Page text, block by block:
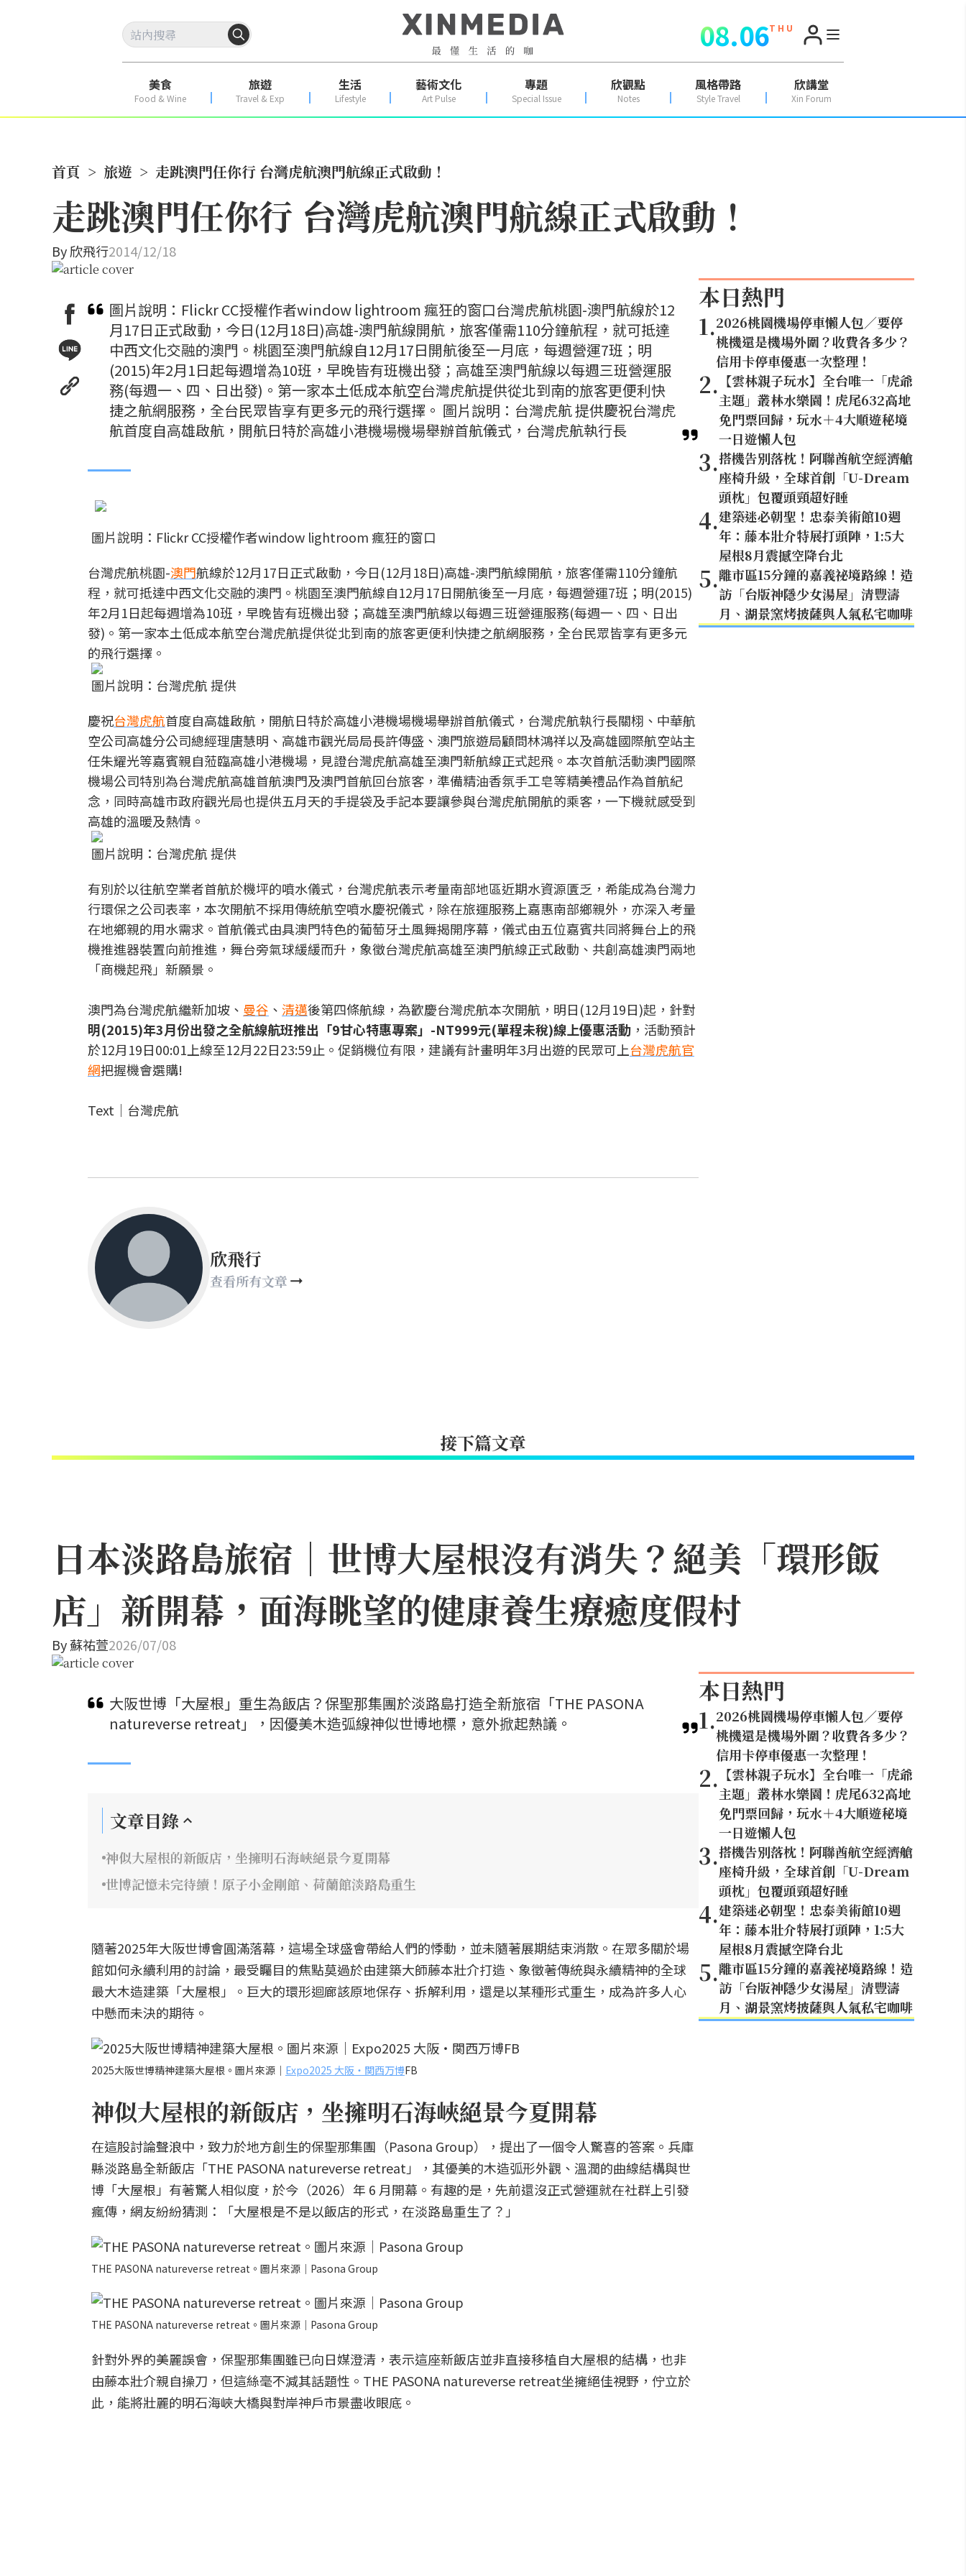
08.06T H U
美食
Food & Wine
旅遊
Travel & Exp
生活
Lifestyle
藝術文化
Art Pulse
專題
Special Issue
欣觀點
Notes
風格帶路
Style Travel
欣講堂
Xin Forum
首頁 > 旅遊 > 走跳澳門任你行 台灣虎航澳門航線正式啟動！
走跳澳門任你行 台灣虎航澳門航線正式啟動！
By欣飛行2014/12/18
圖片說明：Flickr CC授權作者window lightroom 瘋狂的窗口台灣虎航桃園-澳門航線於12
月17日正式啟動，今日(12月18日)高雄-澳門航線開航，旅客僅需110分鐘航程，就可抵達
中西文化交融的澳門。桃園至澳門航線自12月17日開航後至一月底，每週營運7班；明
(2015)年2月1日起每週增為10班，早晚皆有班機出發；高雄至澳門航線以每週三班營運服
務(每週一、四、日出發)。第一家本土低成本航空台灣虎航提供從北到南的旅客更便利快
捷之航網服務，全台民眾皆享有更多元的飛行選擇。 圖片說明：台灣虎航 提供慶祝台灣虎
航首度自高雄啟航，開航日特於高雄小港機場機場舉辦首航儀式，台灣虎航執行長
圖片說明：Flickr CC授權作者window lightroom 瘋狂的窗口
台灣虎航桃園-澳門航線於12月17日正式啟動，今日(12月18日)高雄-澳門航線開航，旅客僅需110分鐘航
程，就可抵達中西文化交融的澳門。桃園至澳門航線自12月17日開航後至一月底，每週營運7班；明(2015)
年2月1日起每週增為10班，早晚皆有班機出發；高雄至澳門航線以每週三班營運服務(每週一、四、日出
發)。第一家本土低成本航空台灣虎航提供從北到南的旅客更便利快捷之航網服務，全台民眾皆享有更多元
的飛行選擇。
圖片說明：台灣虎航 提供
慶祝台灣虎航首度自高雄啟航，開航日特於高雄小港機場機場舉辦首航儀式，台灣虎航執行長關栩、中華航
空公司高雄分公司總經理唐慧明、高雄市觀光局局長許傳盛、澳門旅遊局顧問林鴻祥以及高雄國際航空站主
任朱耀光等嘉賓親自蒞臨高雄小港機場，見證台灣虎航高雄至澳門新航線正式起飛。本次首航活動澳門國際
機場公司特別為台灣虎航高雄首航澳門及澳門首航回台旅客，準備精油香氛手工皂等精美禮品作為首航紀
念，同時高雄市政府觀光局也提供五月天的手提袋及手記本要讓參與台灣虎航開航的乘客，一下機就感受到
高雄的溫暖及熱情。
圖片說明：台灣虎航 提供
有別於以往航空業者首航於機坪的噴水儀式，台灣虎航表示考量南部地區近期水資源匱乏，希能成為台灣力
行環保之公司表率，本次開航不採用傳統航空噴水慶祝儀式，除在旅運服務上嘉惠南部鄉親外，亦深入考量
在地鄉親的用水需求。首航儀式由具澳門特色的葡萄牙土風舞揭開序幕，儀式由五位嘉賓共同將舞台上的飛
機推進器裝置向前推進，舞台旁氣球緩緩而升，象徵台灣虎航高雄至澳門航線正式啟動、共創高雄澳門兩地
「商機起飛」新願景。
澳門為台灣虎航繼新加坡、 曼谷 、 清邁後第四條航線，為歡慶台灣虎航本次開航，明日(12月19日)起，針對
明(2015)年3月份出發之全航線航班推出「9甘心特惠專案」-NT999元(單程未稅)線上優惠活動 ，活動預計
於12月19日00:01上線至12月22日23:59止。促銷機位有限，建議有計畫明年3月出遊的民眾可上台灣虎航官
網把握機會選購!
Text│台灣虎航
欣飛行
查看所有文章
本日熱門
1.2026桃園機場停車懶人包／要停
桃機還是機場外圍？收費各多少？
信用卡停車優惠一次整理！
2. 【雲林親子玩水】全台唯一「虎爺
主題」叢林水樂園！虎尾632高地
免門票回歸，玩水＋4大順遊秘境
一日遊懶人包
3.搭機告別落枕！阿聯酋航空經濟艙
座椅升級，全球首創「U-Dream
頭枕」包覆頭頸超好睡
4.建築迷必朝聖！忠泰美術館10週
年：藤本壯介特展打頭陣，1:5大
屋根8月震撼空降台北
5.離市區15分鐘的嘉義祕境路線！造
訪「台版神隱少女湯屋」清豐濤
月、湖景窯烤披薩與人氣私宅咖啡
接下篇文章
日本淡路島旅宿｜世博大屋根沒有消失？絕美「環形飯
店」新開幕，面海眺望的健康養生療癒度假村
By蘇祐萱2026/07/08
大阪世博「大屋根」重生為飯店？保聖那集團於淡路島打造全新旅宿「THE PASONA
natureverse retreat」，因優美木造弧線神似世博地標，意外掀起熱議。
文章目錄
神似大屋根的新飯店，坐擁明石海峽絕景今夏開幕
世博記憶未完待續！原子小金剛館、荷蘭館淡路島重生
隨著2025年大阪世博會圓滿落幕，這場全球盛會帶給人們的悸動，並未隨著展期結束消散。在眾多關於場
館如何永續利用的討論，最受矚目的焦點莫過於由建築大師藤本壯介打造、象徵著傳統與永續精神的全球
最大木造建築「大屋根」。巨大的環形迴廊該原地保存、拆解利用，還是以某種形式重生，成為許多人心
中懸而未決的期待。
2025大阪世博精神建築大屋根。圖片來源｜ Expo2025 大阪・関西万博FB
神似大屋根的新飯店，坐擁明石海峽絕景今夏開幕
在這股討論聲浪中，致力於地方創生的保聖那集團（Pasona Group），提出了一個令人驚喜的答案。兵庫
縣淡路島全新飯店「THE PASONA natureverse retreat」，其優美的木造弧形外觀、溫潤的曲線結構與世
博「大屋根」有著驚人相似度，於今（2026）年 6 月開幕。有趣的是，先前還沒正式營運就在社群上引發
瘋傳，網友紛紛猜測：「大屋根是不是以飯店的形式，在淡路島重生了？」
THE PASONA natureverse retreat。圖片來源｜Pasona Group
THE PASONA natureverse retreat。圖片來源｜Pasona Group
針對外界的美麗誤會，保聖那集團雖已向日媒澄清，表示這座新飯店並非直接移植自大屋根的結構，也非
由藤本壯介親自操刀，但這絲毫不減其話題性。THE PASONA natureverse retreat坐擁絕佳視野，佇立於
此，能將壯麗的明石海峽大橋與對岸神戶市景盡收眼底。
本日熱門
1.2026桃園機場停車懶人包／要停
桃機還是機場外圍？收費各多少？
信用卡停車優惠一次整理！
2. 【雲林親子玩水】全台唯一「虎爺
主題」叢林水樂園！虎尾632高地
免門票回歸，玩水＋4大順遊秘境
一日遊懶人包
3.搭機告別落枕！阿聯酋航空經濟艙
座椅升級，全球首創「U-Dream
頭枕」包覆頭頸超好睡
4.建築迷必朝聖！忠泰美術館10週
年：藤本壯介特展打頭陣，1:5大
屋根8月震撼空降台北
5.離市區15分鐘的嘉義祕境路線！造
訪「台版神隱少女湯屋」清豐濤
月、湖景窯烤披薩與人氣私宅咖啡